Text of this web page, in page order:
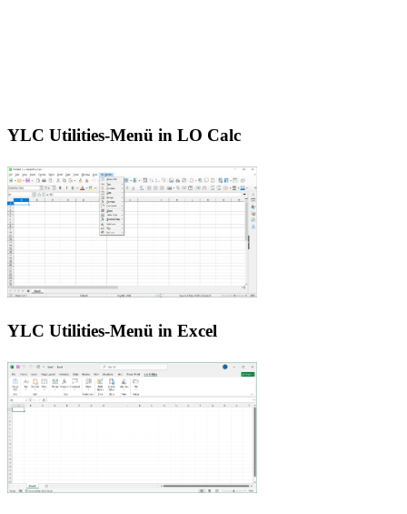
YLC Utilities-Menü in LO Calc
YLC Utilities-Menü in Excel